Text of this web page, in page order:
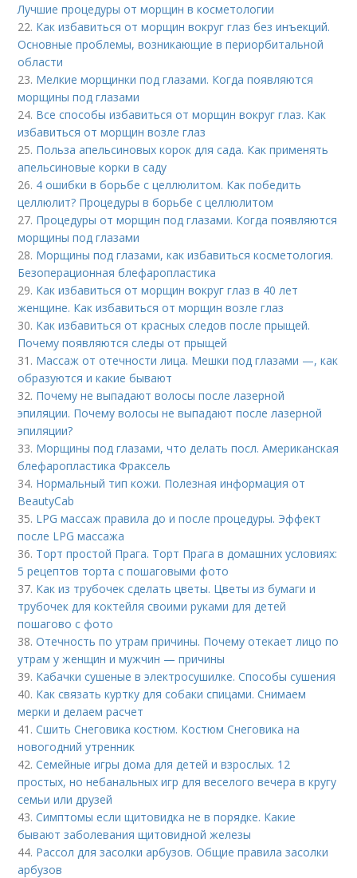
Лучшие процедуры от морщин в косметологии
22. Как избавиться от морщин вокруг глаз без инъекций.
Основные проблемы, возникающие в периорбитальной
области
23. Мелкие морщинки под глазами. Когда появляются
морщины под глазами
24. Все способы избавиться от морщин вокруг глаз. Как
избавиться от морщин возле глаз
25. Польза апельсиновых корок для сада. Как применять
апельсиновые корки в саду
26. 4 ошибки в борьбе с целлюлитом. Как победить
целлюлит? Процедуры в борьбе с целлюлитом
27. Процедуры от морщин под глазами. Когда появляются
морщины под глазами
28. Морщины под глазами, как избавиться косметология.
Безоперационная блефаропластика
29. Как избавиться от морщин вокруг глаз в 40 лет
женщине. Как избавиться от морщин возле глаз
30. Как избавиться от красных следов после прыщей.
Почему появляются следы от прыщей
31. Массаж от отечности лица. Мешки под глазами —, как
образуются и какие бывают
32. Почему не выпадают волосы после лазерной
эпиляции. Почему волосы не выпадают после лазерной
эпиляции?
33. Морщины под глазами, что делать посл. Американская
блефаропластика Фраксель
34. Нормальный тип кожи. Полезная информация от
BeautyCab
35. LPG массаж правила до и после процедуры. Эффект
после LPG массажа
36. Торт простой Прага. Торт Прага в домашних условиях:
5 рецептов торта с пошаговыми фото
37. Как из трубочек сделать цветы. Цветы из бумаги и
трубочек для коктейля своими руками для детей
пошагово с фото
38.Отечность по утрам причины. Почему отекает лицо по
утрам у женщин и мужчин — причины
39. Кабачки сушеные в электросушилке. Способы сушения
40. Как связать куртку для собаки спицами. Снимаем
мерки и делаем расчет
41.Сшить Снеговика костюм. Костюм Снеговика на
новогодний утренник
42.Семейные игры дома для детей и взрослых. 12
простых, но небанальных игр для веселого вечера в кругу
семьи или друзей
43.Симптомы если щитовидка не в порядке. Какие
бывают заболевания щитовидной железы
44. Рассол для засолки арбузов. Общие правила засолки
арбузов